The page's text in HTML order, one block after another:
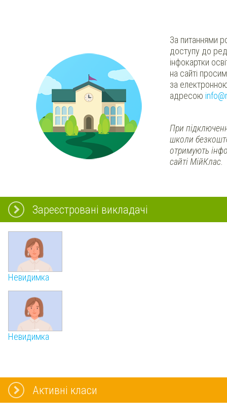
За питаннями
доступу до
інфокартки
на сайті
за
адресою
При
школи
отримують
сайті МійКлас.
Зареєстровані викладачі
Невидимка
Невидимка
Активні класи